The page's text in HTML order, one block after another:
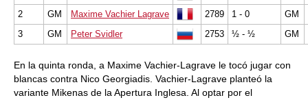
2
GM Maxime Vachier Lagrave 2789 1 - 0
GM
3
GM Peter Svidler 2753 ½ - ½ GM
En la quinta ronda, a Maxime Vachier-Lagrave le tocó jugar con
blancas contra Nico Georgiadis. Vachier-Lagrave planteó la
variante Mikenas de la Apertura Inglesa. Al optar por el